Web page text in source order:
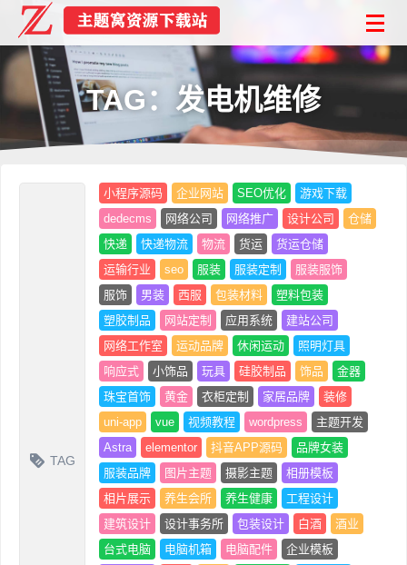
TAG：发电机维修
TAG
小程序源码 企业网站 SEO优化
游戏下载
dedecms
网络公司 网络推广 设计公司
仓储
快递
快递物流 物流 货运
货运仓储
运输行业
seo 服装 服装定制
服装服饰
服饰
男装 西服 包装材料
塑料包装
塑胶制品
网站定制 应用系统
建站公司
网络工作室
运动品牌 休闲运动
照明灯具
响应式
小饰品 玩具 硅胶制品 饰品
金器
珠宝首饰
黄金 衣柜定制 家居品牌
装修
uni-app
vue 视频教程 wordpress
主题开发
Astra
elementor 抖音APP源码
品牌女装
服装品牌
图片主题 摄影主题
相册模板
相片展示
养生会所 养生健康
工程设计
建筑设计
设计事务所 包装设计 白酒
酒业
台式电脑
电脑机箱 电脑配件
企业模板